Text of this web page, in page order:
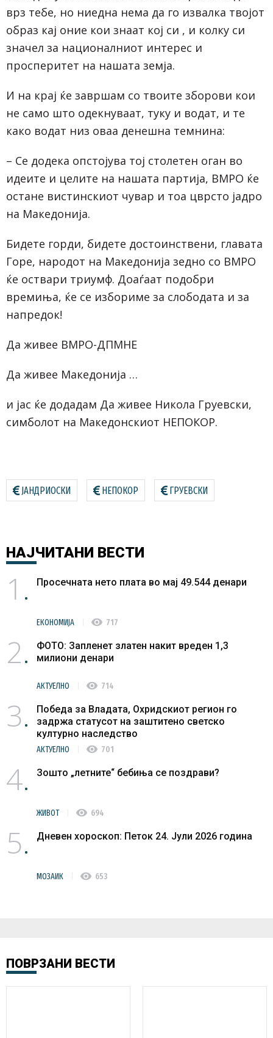
врз тебе, но ниедна нема да го извалка твојот
образ кај оние кои знаат кој си , и колку си
значел за националниот интерес и
просперитет на нашата земја.
И на крај ќе завршам со твоите зборови кои
не само што одекнуваат, туку и водат, и те
како водат низ оваа денешна темнина:
– Се додека опстојува тој столетен оган во
идеите и целите на нашата партија, ВМРО ќе
остане вистинскиот чувар и тоа цврсто јадро
на Македонија.
Бидете горди, бидете достоинствени, главата
Горе, народот на Македонија зедно со ВМРО
ќе оствари триумф. Доаѓаат подобри
времиња, ќе се избориме за слободата и за
напредок!
Да живее ВМРО-ДПМНЕ
Да живее Македонија …
и јас ќе додадам Да живее Никола Груевски,
симболот на Македонскиот НЕПОКОР.
ЈАНДРИОСКИ НЕПОКОР ГРУЕВСКИ
НАЈЧИТАНИ ВЕСТИ
1 Просечната нето плата во мај 49.544 денари
ЕКОНОМИЈА visibility 717
2
ФОТО: Запленет златен накит вреден 1,3
милиони денари
АКТУЕЛНО visibility 714
3
Победа за Владата, Охридскиот регион го
задржа статусот на заштитено светско
културно наследство
АКТУЕЛНО visibility 701
4 Зошто „летните“ бебиња се поздрави?
ЖИВОТ visibility 694
5 Дневен хороскоп: Петок 24. Јули 2026 година
МОЗАИК visibility 653
ПОВРЗАНИ ВЕСТИ